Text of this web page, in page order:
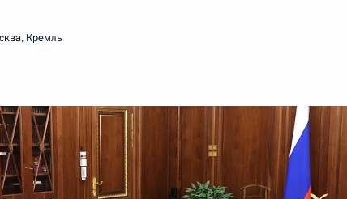
российско-турецких переговоров
Кремль